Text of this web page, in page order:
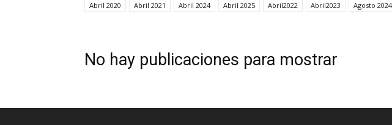
Abril 2020 Abril 2021 Abril 2024 Abril 2025 Abril2022 Abril2023 Agosto 2024
No hay publicaciones para mostrar